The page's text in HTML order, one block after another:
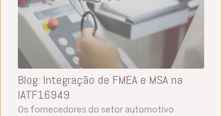
Blog: Integração de FMEA e MSA na
IATF16949
Os fornecedores do setor automotivo